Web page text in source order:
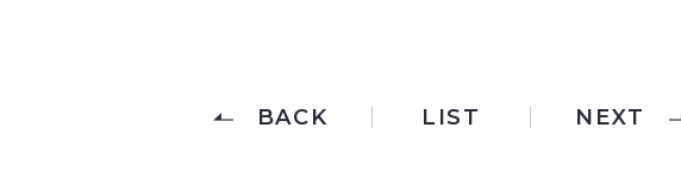
BACK LIST NEXT